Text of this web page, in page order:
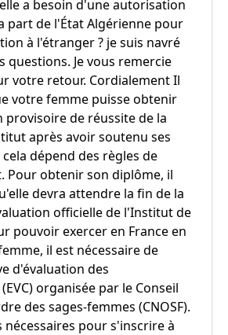
a besoin d'une autorisation
part de l'État Algérienne pour
à l'étranger ? je suis navré
questions. Je vous remercie
votre retour. Cordialement Il
votre femme puisse obtenir
provisoire de réussite de la
après avoir soutenu ses
dépend des règles de
Pour obtenir son diplôme, il
devra attendre la fin de la
officielle de l'Institut de
pouvoir exercer en France en
il est nécessaire de
d'évaluation des
organisée par le Conseil
des sages-femmes (CNOSF).
nécessaires pour s'inscrire à